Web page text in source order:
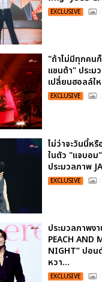
EXCLUSIVE
"ถ้าไม่มีทุกคน
แซนต้า" ประม
เปลี่ยนฮอลล์ใ
EXCLUSIVE
ไม่ว่าจะวันนี้ห
ในตัว "แจบอม
ประมวลภาพ
EXCLUSIVE
ประมวลภาพง
PEACH AND
NIGHT” ปอน
หวา...
EXCLUSIVE